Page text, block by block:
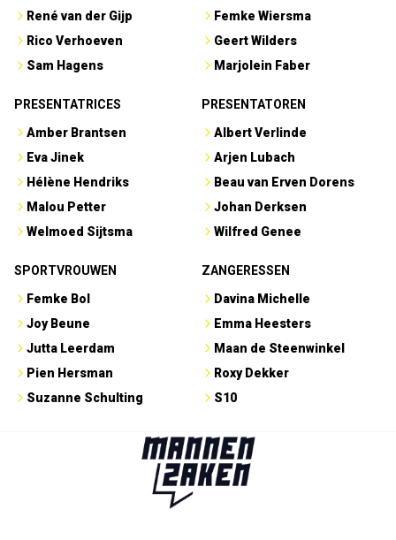
René van der Gijp
Rico Verhoeven
Sam Hagens
Femke Wiersma
Geert Wilders
Marjolein Faber
PRESENTATRICES
Amber Brantsen
Eva Jinek
Hélène Hendriks
Malou Petter
Welmoed Sijtsma
PRESENTATOREN
Albert Verlinde
Arjen Lubach
Beau van Erven Dorens
Johan Derksen
Wilfred Genee
SPORTVROUWEN
Femke Bol
Joy Beune
Jutta Leerdam
Pien Hersman
Suzanne Schulting
ZANGERESSEN
Davina Michelle
Emma Heesters
Maan de Steenwinkel
Roxy Dekker
S10